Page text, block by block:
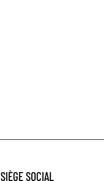
SIÈGE SOCIAL